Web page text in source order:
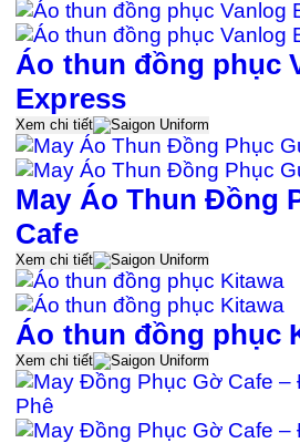
Áo thun đồng phục
Express
Xem chi tiết
May Áo Thun Đồng
Cafe
Xem chi tiết
Áo thun đồng phục
Xem chi tiết